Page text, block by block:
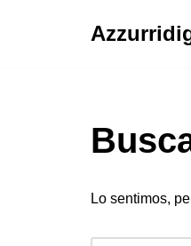
Lo sentimos,